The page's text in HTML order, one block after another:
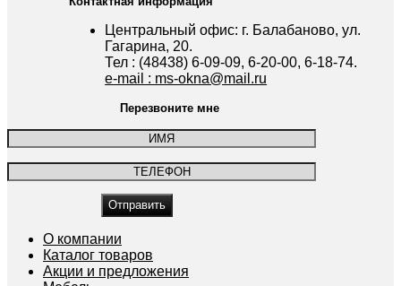
Центральный офис: г. Балабаново, ул.
Гагарина, 20.
Тел : (48438) 6-09-09, 6-20-00, 6-18-74.
e-mail : ms-okna@mail.ru
Перезвоните мне
О компании
Каталог товаров
Акции и предложения